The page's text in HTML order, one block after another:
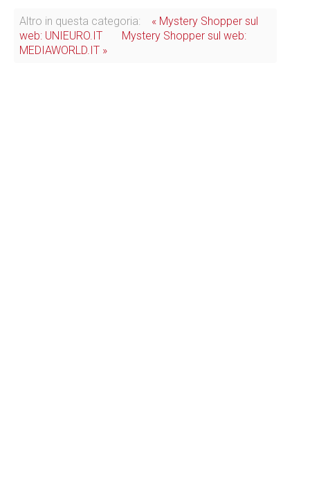
Altro in questa categoria:
« Mystery Shopper sul
web: UNIEURO.IT
Mystery Shopper sul web:
MEDIAWORLD.IT »